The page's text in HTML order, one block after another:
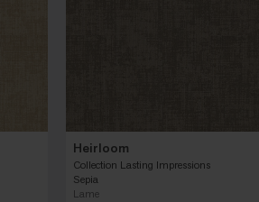
Heirloom
Collection Lasting Impressions
Sepia
Lame